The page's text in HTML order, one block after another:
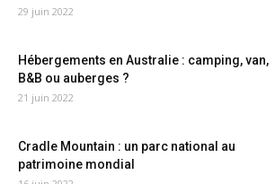
29 juin 2022
Hébergements en Australie : camping, van,
B&B ou auberges ?
21 juin 2022
Cradle Mountain : un parc national au
patrimoine mondial